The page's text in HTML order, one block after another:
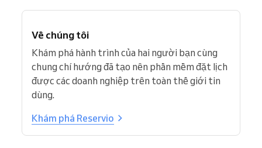
Về chúng tôi
Khám phá hành trình của hai người bạn cùng
chung chí hướng đã tạo nên phần mềm đặt lịch
được các doanh nghiệp trên toàn thế giới tin
dùng.
Khám phá Reservio